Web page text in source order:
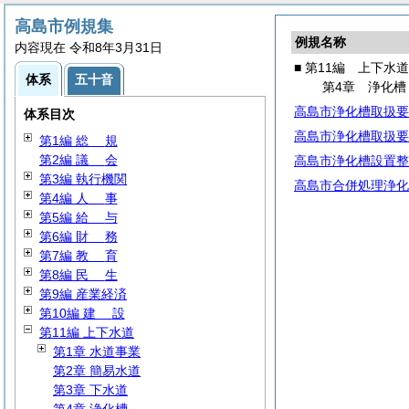
例規名称
■ 第11編 上下水道
第4章 浄化槽
高島市浄化槽取扱
高島市浄化槽取扱
高島市浄化槽設置
高島市合併処理浄
高島市例規集
内容現在 令和8年3月31日
体系 五十音
体系目次
第1編 総 規
第2編 議 会
第3編 執行機関
第4編 人 事
第5編 給 与
第6編 財 務
第7編 教 育
第8編 民 生
第9編 産業経済
第10編 建 設
第11編 上下水道
第1章 水道事業
第2章 簡易水道
第3章 下水道